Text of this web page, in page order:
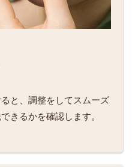
ると、調整をしてスムーズ
きるかを確認します。